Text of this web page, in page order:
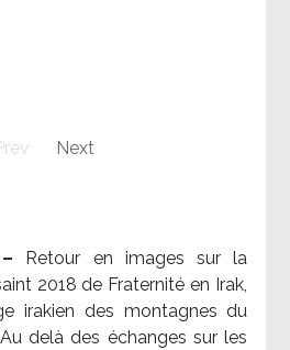
Next
Retour en images sur la
2018 de Fraternité en Irak,
irakien des montagnes du
delà des échanges sur les